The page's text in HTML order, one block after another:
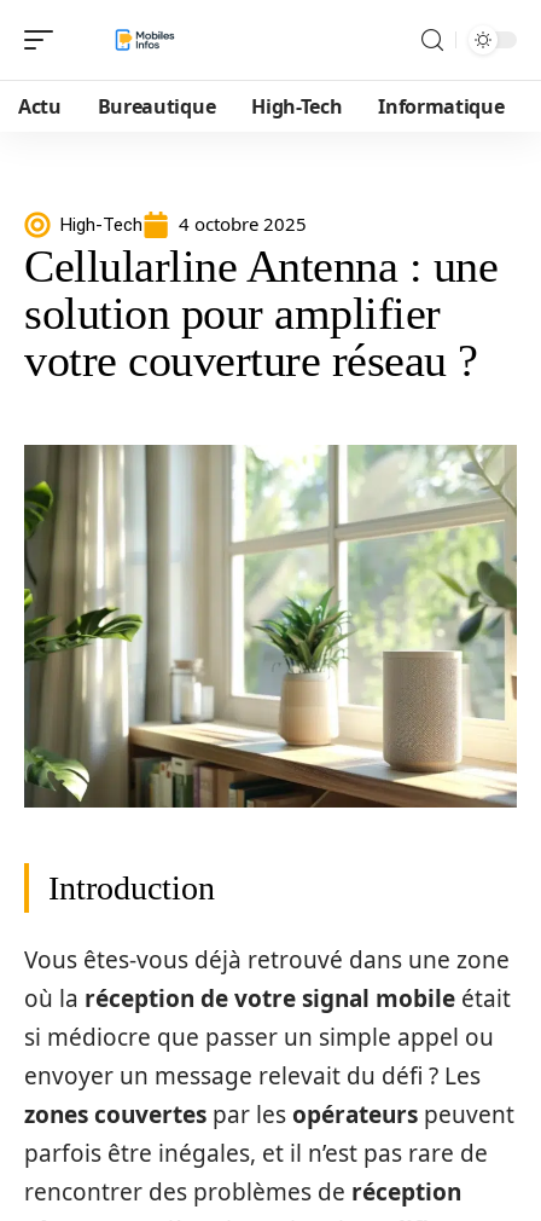
Actu Bureautique High-Tech Informatique
High-Tech 4 octobre 2025
Cellularline Antenna : une
solution pour amplifier
votre couverture réseau ?
Introduction
Vous êtes-vous déjà retrouvé dans une zone
où la réception de votre signal mobile était
si médiocre que passer un simple appel ou
envoyer un message relevait du défi ? Les
zones couvertes par lesopérateurs peuvent
parfois être inégales, et il n’est pas rare de
rencontrer des problèmes de réception